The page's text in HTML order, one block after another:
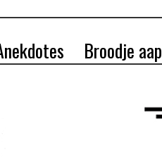
Broodje aap